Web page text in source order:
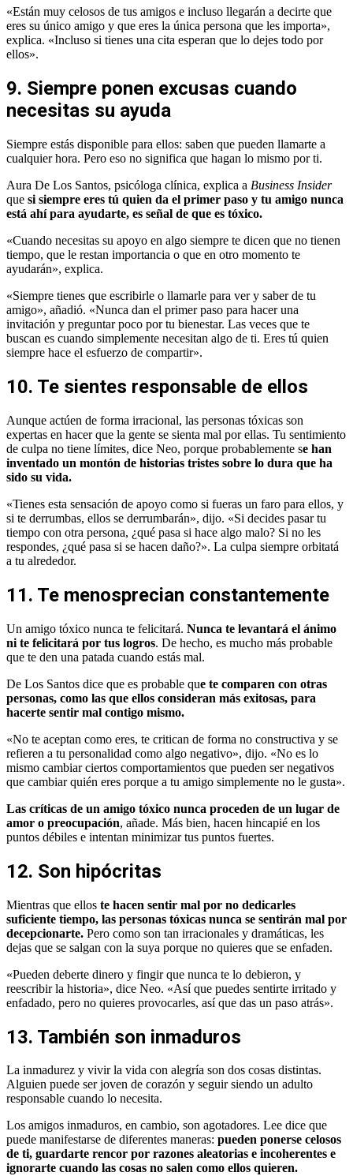
«Están muy celosos de tus amigos e incluso llegarán a decirte que
eres su único amigo y que eres la única persona que les importa»,
explica. «Incluso si tienes una cita esperan que lo dejes todo por
ellos».
9. Siempre ponen excusas cuando
necesitas su ayuda
Siempre estás disponible para ellos: saben que pueden llamarte a
cualquier hora. Pero eso no significa que hagan lo mismo por ti.
Aura De Los Santos, psicóloga clínica, explica a Business Insider
que si siempre eres tú quien da el primer paso y tu amigo nunca
está ahí para ayudarte, es señal de que es tóxico.
«Cuando necesitas su apoyo en algo siempre te dicen que no tienen
tiempo, que le restan importancia o que en otro momento te
ayudarán», explica.
«Siempre tienes que escribirle o llamarle para ver y saber de tu
amigo», añadió. «Nunca dan el primer paso para hacer una
invitación y preguntar poco por tu bienestar. Las veces que te
buscan es cuando simplemente necesitan algo de ti. Eres tú quien
siempre hace el esfuerzo de compartir».
10. Te sientes responsable de ellos
Aunque actúen de forma irracional, las personas tóxicas son
expertas en hacer que la gente se sienta mal por ellas. Tu sentimiento
de culpa no tiene límites, dice Neo, porque probablemente se han
inventado un montón de historias tristes sobre lo dura que ha
sido su vida.
«Tienes esta sensación de apoyo como si fueras un faro para ellos, y
si te derrumbas, ellos se derrumbarán», dijo. «Si decides pasar tu
tiempo con otra persona, ¿qué pasa si hace algo malo? Si no les
respondes, ¿qué pasa si se hacen daño?». La culpa siempre orbitatá
a tu alrededor.
11. Te menosprecian constantemente
Un amigo tóxico nunca te felicitará. Nunca te levantará el ánimo
ni te felicitará por tus logros. De hecho, es mucho más probable
que te den una patada cuando estás mal.
De Los Santos dice que es probable que te comparen con otras
personas, como las que ellos consideran más exitosas, para
hacerte sentir mal contigo mismo.
«No te aceptan como eres, te critican de forma no constructiva y se
refieren a tu personalidad como algo negativo», dijo. «No es lo
mismo cambiar ciertos comportamientos que pueden ser negativos
que cambiar quién eres porque a tu amigo simplemente no le gusta».
Las críticas de un amigo tóxico nunca proceden de un lugar de
amor o preocupación, añade. Más bien, hacen hincapié en los
puntos débiles e intentan minimizar tus puntos fuertes.
12. Son hipócritas
Mientras que ellos te hacen sentir mal por no dedicarles
suficiente tiempo, las personas tóxicas nunca se sentirán mal por
decepcionarte. Pero como son tan irracionales y dramáticas, les
dejas que se salgan con la suya porque no quieres que se enfaden.
«Pueden deberte dinero y fingir que nunca te lo debieron, y
reescribir la historia», dice Neo. «Así que puedes sentirte irritado y
enfadado, pero no quieres provocarles, así que das un paso atrás».
13. También son inmaduros
La inmadurez y vivir la vida con alegría son dos cosas distintas.
Alguien puede ser joven de corazón y seguir siendo un adulto
responsable cuando lo necesita.
Los amigos inmaduros, en cambio, son agotadores. Lee dice que
puede manifestarse de diferentes maneras: pueden ponerse celosos
de ti, guardarte rencor por razones aleatorias e incoherentes e
ignorarte cuando las cosas no salen como ellos quieren.